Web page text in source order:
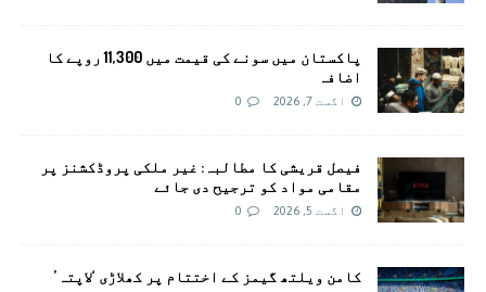
پاکستان میں سونے کی قیمت میں 11,300 روپے کا
اضافہ
اگست 7, 2026 0
فیصل قریشی کا مطالبہ: غیر ملکی پروڈکشنز پر
مقامی مواد کو ترجیح دی جائے
اگست 5, 2026 0
کامن ویلتھ گیمز کے اختتام پر کھلاڑی ‘لاپتہ’